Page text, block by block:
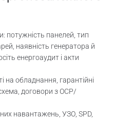
потужність панелей, тип
наявність генератора й
енергоаудит і акти
на обладнання, гарантійні
договори з ОСР/
навантажень, УЗО, SPD,